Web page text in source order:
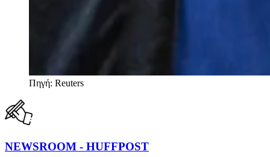
Πηγή: Reuters
NEWSROOM - HUFFPOST